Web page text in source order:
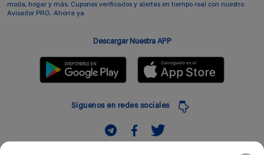
moda, hogar y más. Cupones verificados y alertas en tiempo real con nuestro
Avisador PRO. Ahorra ya
Descargar Nuestra APP
Siguenos en redes sociales